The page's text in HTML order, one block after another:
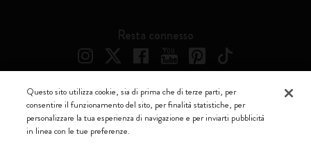
Resta connesso
Moleskine ® è un marchio registrato di Moleskine Srl a socio unico
Moleskine srl a socio unico - Via Bergognone, 34 – 20144 Milano -
Questo sito utilizza cookie, sia di prima che di terze parti, per
consentire il funzionamento del sito, per finalità statistiche, per
personalizzare la tua esperienza di navigazione e per inviarti pubblicità
in linea con le tue preferenze.